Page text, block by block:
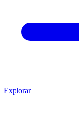
Explorar